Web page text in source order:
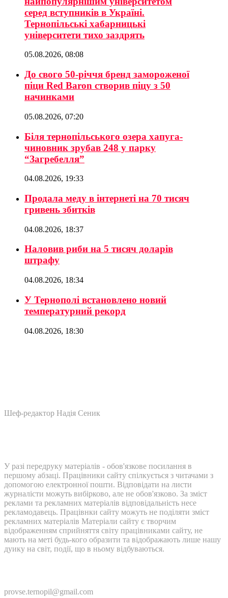
серед вступників в Україні.
Тернопільські хабарницькі
університети тихо заздрять
05.08.2026, 08:08
До свого 50-річчя бренд замороженої
піци Red Baron створив піцу з 50
начинками
05.08.2026, 07:20
Біля тернопільського озера хапуга-
чиновник зрубав 248 у парку
“Загребелля”
04.08.2026, 19:33
Продала меду в інтернеті на 70 тисяч
гривень збитків
04.08.2026, 18:37
Наловив риби на 5 тисяч доларів
штрафу
04.08.2026, 18:34
У Тернополі встановлено новий
температурний рекорд
04.08.2026, 18:30
Шеф-редактор Надія Сеник
У разі передруку матеріалів - обов'язкове посилання в
першому абзаці. Працівники сайту спілкується з читачами з
допомогою електронної пошти. Відповідати на листи
журналісти можуть вибірково, але не обов'язково. За зміст
реклами та рекламних матеріалів відповідальність несе
рекламодавець. Працівнки сайту можуть не поділяти зміст
рекламних матеріалів Матеріали сайту є творчим
відображенням сприйняття світу працівниками сайту, не
мають на меті будь-кого образити та відображають лише нашу
дуику на світ, події, що в ньому відбуваються.
provse.ternopil@gmail.com